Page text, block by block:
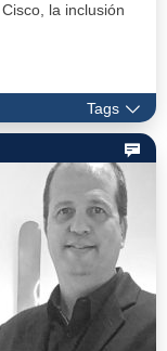
la inclusión
Tags